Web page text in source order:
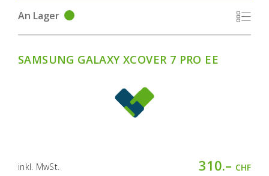
An Lager
SAMSUNG GALAXY XCOVER 7 PRO EE
inkl. MwSt. 310.– CHF